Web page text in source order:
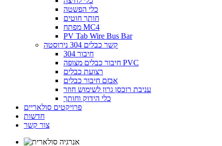
כלי הפשטה
חותך חוטים
מפתח MC4
PV Tab Wire Bus Bar
קשר כבלים 304 נירוסטה
חיבור 304
חיבור כבלים מצופה PVC
רצועת כבלים
אבזם חיבור כבלים
עניבת רוכסן גרון לשימוש חוזר
כלי הידוק וחותך
פרויקטים סולאריים
חדשות
צור קשר